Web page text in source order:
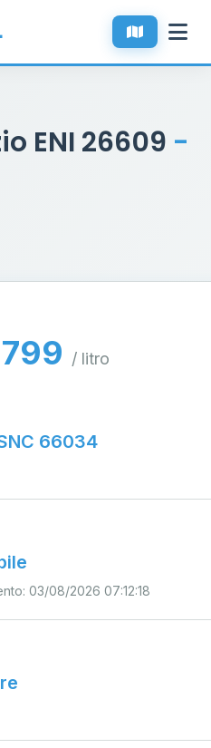
ENI 26609 -
/ litro
66034
03/08/2026 07:12:18